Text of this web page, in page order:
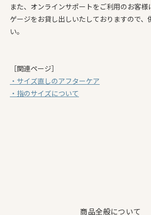
また、オンラインサポートをご利用のお客
ゲージをお貸し出しいたしておりますので、
い。
［関連ページ］
・サイズ直しのアフターケア
・指のサイズについて
商品全般について